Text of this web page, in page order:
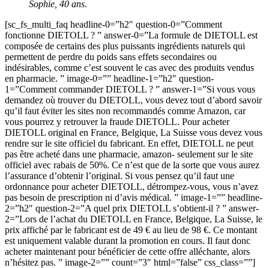
Sophie, 40 ans.
[sc_fs_multi_faq headline-0=”h2″ question-0=”Comment
fonctionne DIETOLL ? ” answer-0=”La formule de DIETOLL est
composée de certains des plus puissants ingrédients naturels qui
permettent de perdre du poids sans effets secondaires ou
indésirables, comme c’est souvent le cas avec des produits vendus
en pharmacie. ” image-0=”” headline-1=”h2″ question-
1=”Comment commander DIETOLL ? ” answer-1=”Si vous vous
demandez où trouver du DIETOLL, vous devez tout d’abord savoir
qu’il faut éviter les sites non recommandés comme Amazon, car
vous pourrez y retrouver la fraude DIETOLL. Pour acheter
DIETOLL original en France, Belgique, La Suisse vous devez vous
rendre sur le site officiel du fabricant. En effet, DIETOLL ne peut
pas être acheté dans une pharmacie, amazon- seulement sur le site
officiel avec rabais de 50%. Ce n’est que de la sorte que vous aurez
l’assurance d’obtenir l’original. Si vous pensez qu’il faut une
ordonnance pour acheter DIETOLL, détrompez-vous, vous n’avez
pas besoin de prescription ni d’avis médical. ” image-1=”” headline-
2=”h2″ question-2=”A quel prix DIETOLL s’obtient-il ? ” answer-
2=”Lors de l’achat du DIETOLL en France, Belgique, La Suisse, le
prix affiché par le fabricant est de 49 € au lieu de 98 €. Ce montant
est uniquement valable durant la promotion en cours. Il faut donc
acheter maintenant pour bénéficier de cette offre alléchante, alors
n’hésitez pas. ” image-2=”” count=”3″ html=”false” css_class=””]